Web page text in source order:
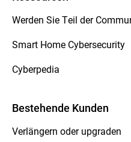
Werden Sie Teil der
Smart Home Cybersecurity
Cyberpedia
Bestehende Kunden
Verlängern oder upgraden